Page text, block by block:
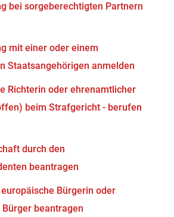
bei sorgeberechtigten Partnern
mit einer oder einem
Staatsangehörigen anmelden
Richterin oder ehrenamtlicher
beim Strafgericht - berufen
durch den
beantragen
Bürgerin oder
beantragen